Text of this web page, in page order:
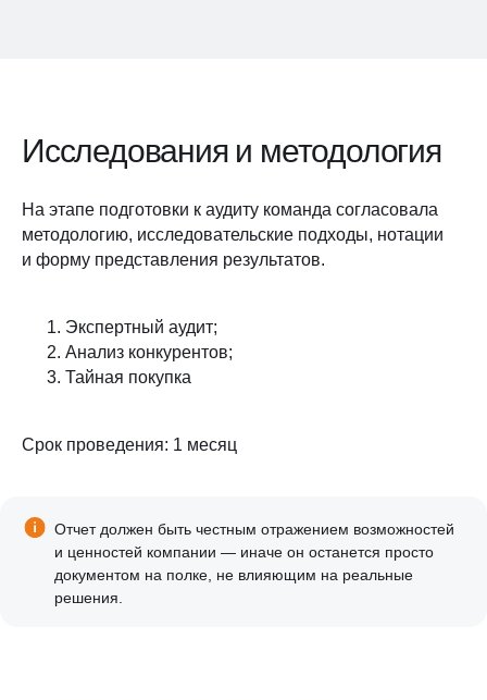
Исследования и методология
На этапе подготовки к аудиту команда согласовала
методологию, исследовательские подходы, нотации
и форму представления результатов.
Экспертный аудит;
Анализ конкурентов;
Тайная покупка
Срок проведения: 1 месяц
Отчет должен быть честным отражением возможностей
и ценностей компании — иначе он останется просто
документом на полке, не влияющим на реальные
решения.